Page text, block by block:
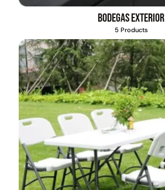
Bodegas exterior
5 Products